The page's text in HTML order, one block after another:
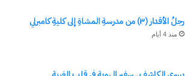
رجلُ الأقدار (٣) من مدرسةِ المشاةِ إلى كليةِ كامبرلي
منذ 4 أيام